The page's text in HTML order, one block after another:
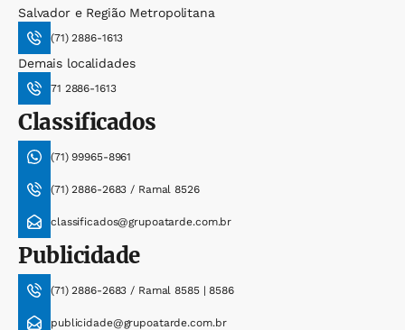
Salvador e Região Metropolitana
(71) 2886-1613
Demais localidades
71 2886-1613
Classificados
(71) 99965-8961
(71) 2886-2683 / Ramal 8526
classificados@grupoatarde.com.br
Publicidade
(71) 2886-2683 / Ramal 8585 | 8586
publicidade@grupoatarde.com.br